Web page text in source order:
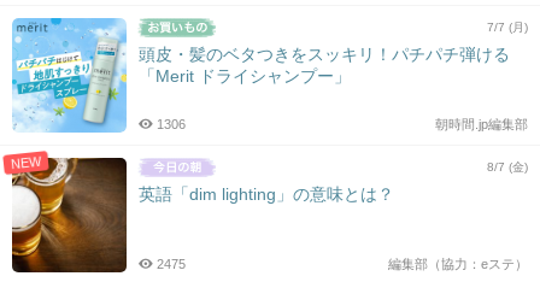
7/7 (月)
頭皮・髪のベタつきをスッキリ！パチパチ弾ける
「Merit ドライシャンプー」
朝時間.jp編集部
1306
NEW 8/7 (金)
英語「dim lighting」の意味とは？
編集部（協力：eステ）
2475